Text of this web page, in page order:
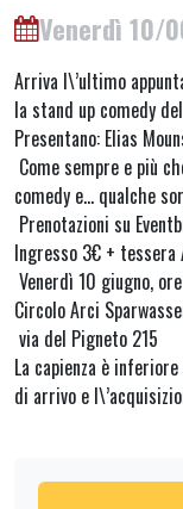
Venerdì 10/
Arriva l\’ultimo
la stand up comedy
Presentano: Elias
Come sempre e più
comedy e… qualche
Prenotazioni su
Ingresso 3€ + tessera
Venerdì 10 giugno,
Circolo Arci
via del Pigneto 215
La capienza è
di arrivo e